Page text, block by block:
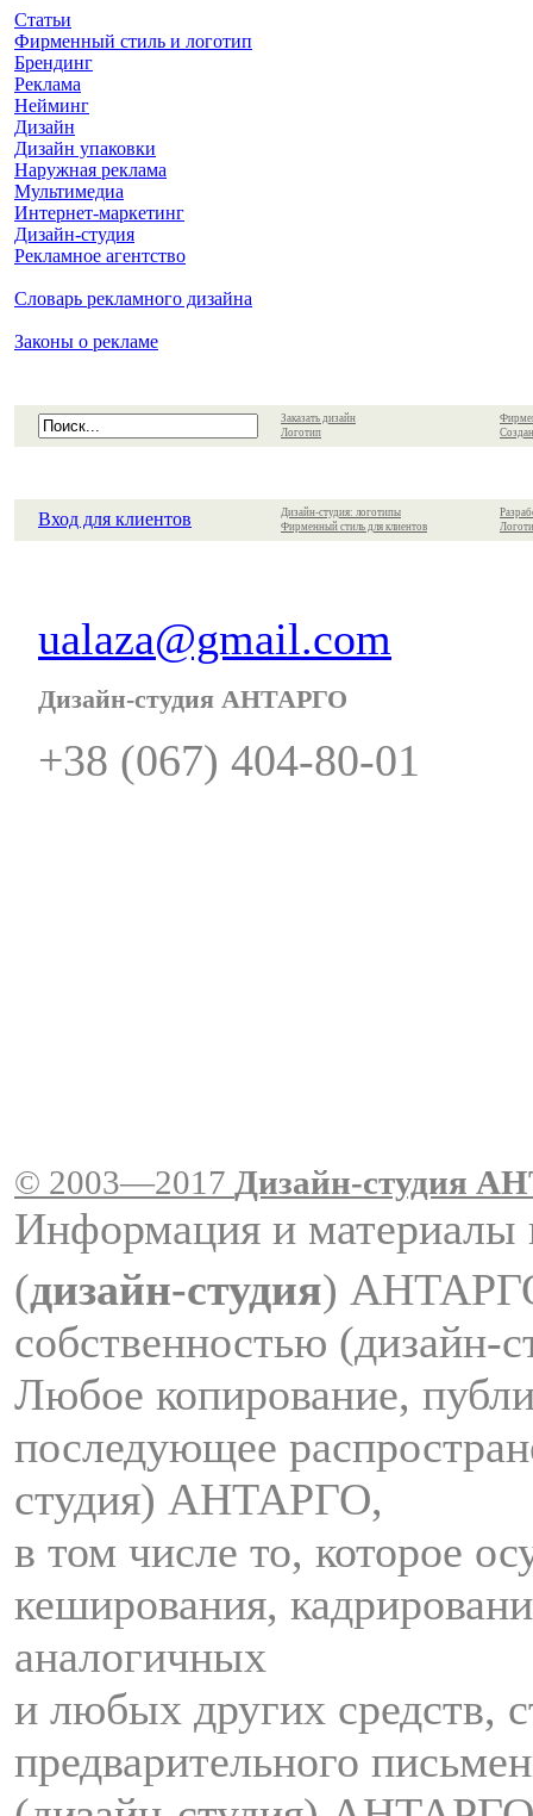
Статьи
Фирменный стиль и логотип
Брендинг
Реклама
Нейминг
Дизайн
Дизайн упаковки
Наружная реклама
Мультимедиа
Интернет-маркетинг
Дизайн-студия
Рекламное агентство
Словарь рекламного дизайна
Законы о рекламе
Заказать дизайн
Логотип
Вход для клиентов
Дизайн-студия: логотипы
Фирменный стиль для клиентов
ualaza@gmail.com
Дизайн-студия АНТАРГО
+38 (067) 404-80-01
© 2003—2017 Дизайн-студия
Информация и материалы
(дизайн-студия)
собственностью
Любое копирование,
последующее
студия) АНТАРГО,
в том числе то, которое
кеширования,
аналогичных
и любых других средств,
предварительного